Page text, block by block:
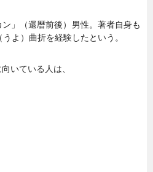
」（還暦前後）男性。著者自身も
よ）曲折を経験したという。
いている人は、